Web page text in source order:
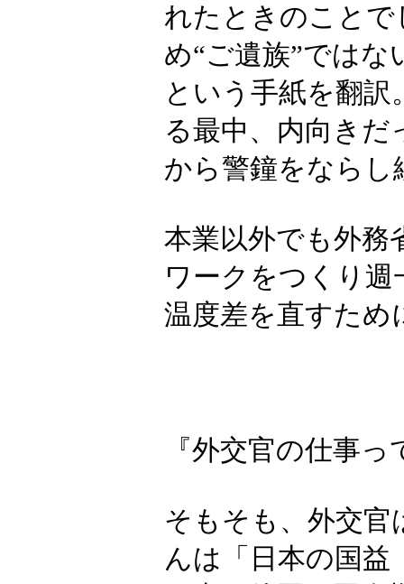
れたときのことで
め“ご遺族”では
という手紙を翻
る最中、内向きだ
から警鐘をなら
本業以外でも外務
ワークをつくり
温度差を直すため
『外交官の仕事
そもそも、外交
んは「日本の国益